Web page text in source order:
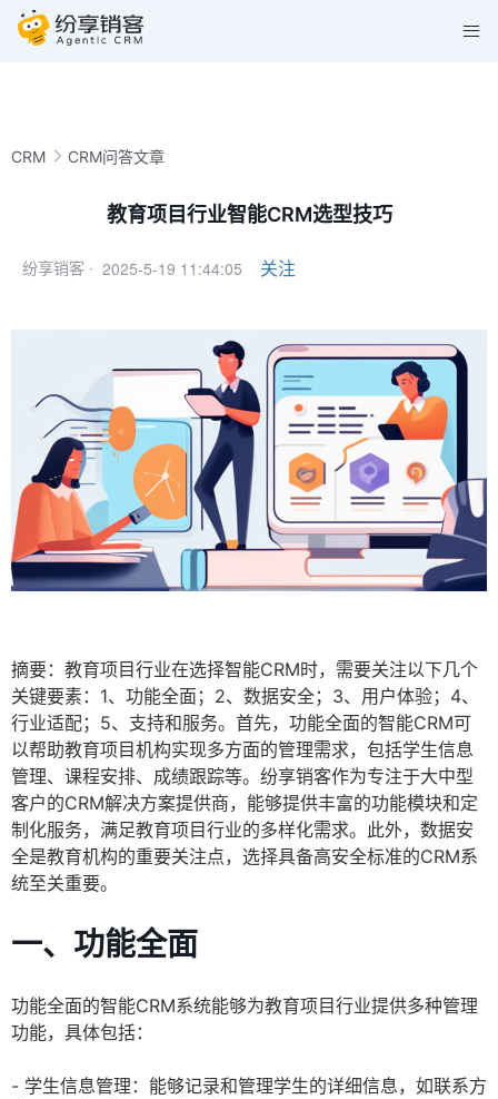
CRM CRM问答文章
教育项目行业智能CRM选型技巧
纷享销客 · 2025-5-19 11:44:05 关注
摘要：教育项目行业在选择智能CRM时，需要关注以下几个
关键要素：1、功能全面；2、数据安全；3、用户体验；4、
行业适配；5、支持和服务。首先，功能全面的智能CRM可
以帮助教育项目机构实现多方面的管理需求，包括学生信息
管理、课程安排、成绩跟踪等。纷享销客作为专注于大中型
客户的CRM解决方案提供商，能够提供丰富的功能模块和定
制化服务，满足教育项目行业的多样化需求。此外，数据安
全是教育机构的重要关注点，选择具备高安全标准的CRM系
统至关重要。
一、功能全面
功能全面的智能CRM系统能够为教育项目行业提供多种管理
功能，具体包括：
- 学生信息管理：能够记录和管理学生的详细信息，如联系方